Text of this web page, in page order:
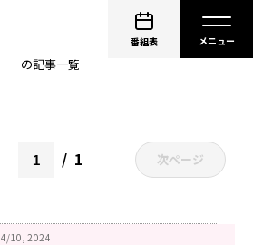
番組表
の記事一覧
1 次ページ
4/10, 2024